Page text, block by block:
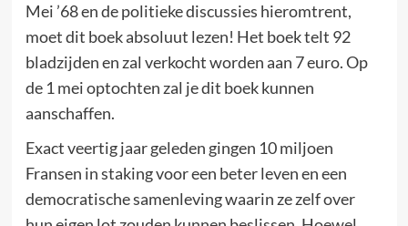
Mei ’68 en de politieke discussies hieromtrent,
moet dit boek absoluut lezen! Het boek telt 92
bladzijden en zal verkocht worden aan 7 euro. Op
de 1 mei optochten zal je dit boek kunnen
aanschaffen.
Exact veertig jaar geleden gingen 10 miljoen
Fransen in staking voor een beter leven en een
democratische samenleving waarin ze zelf over